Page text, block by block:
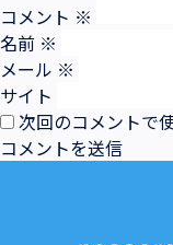
コメント ※
名前 ※
メール ※
サイト
次回のコメントで